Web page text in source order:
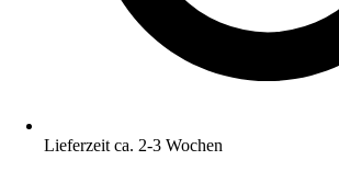
Lieferzeit ca. 2-3 Wochen